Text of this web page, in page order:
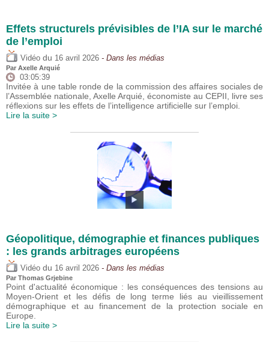
Effets structurels prévisibles de l’IA sur le marché
de l’emploi
Vidéo du 16 avril 2026 - Dans les médias
Par Axelle Arquié
03:05:39
Invitée à une table ronde de la commission des affaires sociales de
l’Assemblée nationale, Axelle Arquié, économiste au CEPII, livre ses
réflexions sur les effets de l’intelligence artificielle sur l’emploi.
Lire la suite >
Géopolitique, démographie et finances publiques
: les grands arbitrages européens
Vidéo du 16 avril 2026 - Dans les médias
Par Thomas Grjebine
Point d'actualité économique : les conséquences des tensions au
Moyen-Orient et les défis de long terme liés au vieillissement
démographique et au financement de la protection sociale en
Europe.
Lire la suite >